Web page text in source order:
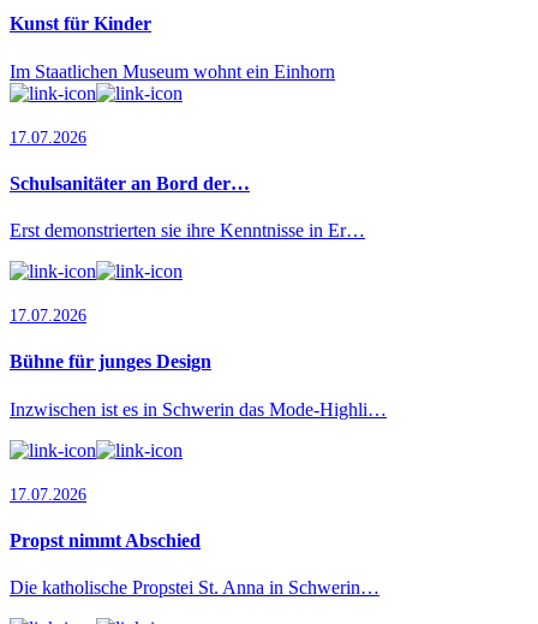
Kunst für Kinder
Im Staatlichen Museum wohnt ein Einhorn
17.07.2026
Schulsanitäter an Bord der…
Erst demonstrierten sie ihre Kenntnisse in Er…
17.07.2026
Bühne für junges Design
Inzwischen ist es in Schwerin das Mode-Highli…
17.07.2026
Propst nimmt Abschied
Die katholische Propstei St. Anna in Schwerin…